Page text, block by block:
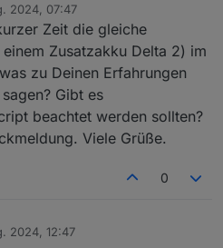
Fehler weg?
info script.js.Ecoflow.DL:
des niedrigsten Werts: timeout
info script.js.Ecoflow.DL:
timeout
habe eine PS und nur einen
2024, 07:47
Zeit die gleiche
Zusatzakku Delta 2) im
zu Deinen Erfahrungen
Gibt es
beachtet werden sollten?
Viele Grüße.
0
2024, 12:47